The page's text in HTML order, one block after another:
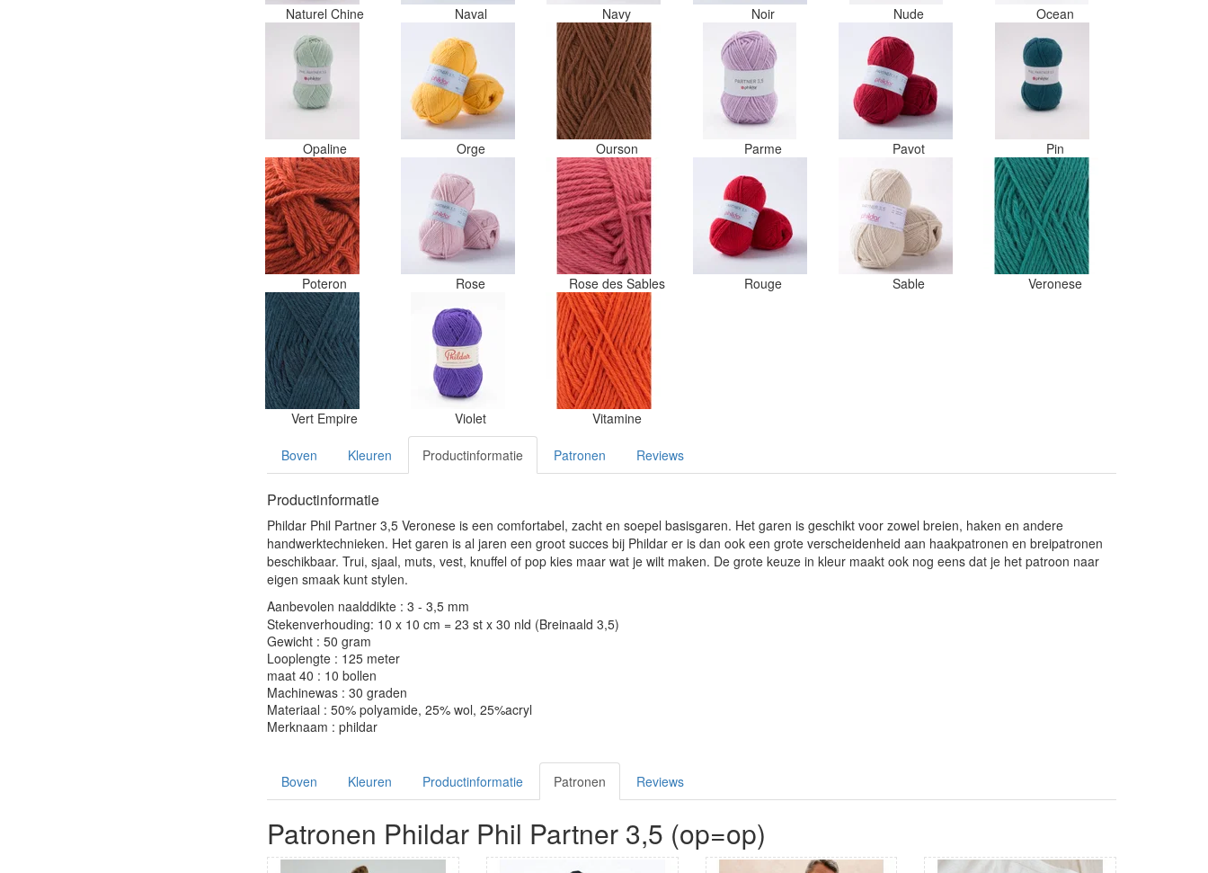
Naturel Chine Naval Navy Noir Nude Ocean
Opaline Orge Ourson Parme Pavot Pin
Poteron Rose Rose des Sables Rouge Sable Veronese
Vert Empire Violet Vitamine
Boven Kleuren Productinformatie Patronen Reviews
Productinformatie
Phildar Phil Partner 3,5 Veronese is een comfortabel, zacht en soepel basisgaren. Het garen is geschikt voor zowel breien, haken en andere
handwerktechnieken. Het garen is al jaren een groot succes bij Phildar er is dan ook een grote verscheidenheid aan haakpatronen en breipatronen
beschikbaar. Trui, sjaal, muts, vest, knuffel of pop kies maar wat je wilt maken. De grote keuze in kleur maakt ook nog eens dat je het patroon naar
eigen smaak kunt stylen.
Aanbevolen naalddikte : 3 - 3,5 mm
Stekenverhouding: 10 x 10 cm = 23 st x 30 nld (Breinaald 3,5)
Gewicht : 50 gram
Looplengte : 125 meter
maat 40 : 10 bollen
Machinewas : 30 graden
Materiaal : 50% polyamide, 25% wol, 25%acryl
Merknaam : phildar
Boven Kleuren Productinformatie Patronen Reviews
Patronen Phildar Phil Partner 3,5 (op=op)